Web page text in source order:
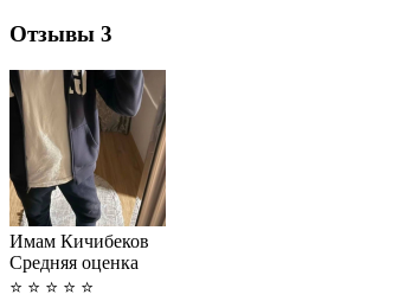
Отзывы 3
Имам Кичибеков
Cредняя оценка
⭐ ⭐ ⭐ ⭐ ⭐